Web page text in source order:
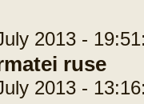
2013 -
ruse
2013 -